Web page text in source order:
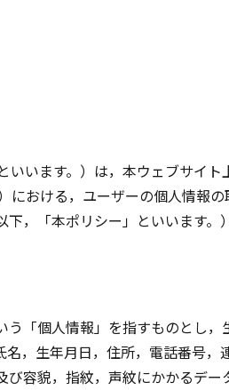
います。）は，本ウェブサイト
おける，ユーザーの個人情報の
，「本ポリシー」といいます。
う「個人情報」を指すものとし
，生年月日，住所，電話番号，
容貌，指紋，声紋にかかるデー